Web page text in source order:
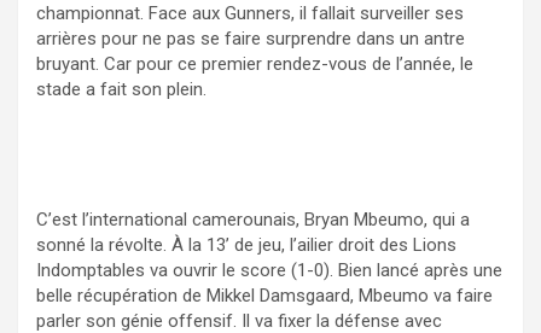
championnat. Face aux Gunners, il fallait surveiller ses
arrières pour ne pas se faire surprendre dans un antre
bruyant. Car pour ce premier rendez-vous de l’année, le
stade a fait son plein.
C’est l’international camerounais, Bryan Mbeumo, qui a
sonné la révolte. À la 13’ de jeu, l’ailier droit des Lions
Indomptables va ouvrir le score (1-0). Bien lancé après une
belle récupération de Mikkel Damsgaard, Mbeumo va faire
parler son génie offensif. Il va fixer la défense avec